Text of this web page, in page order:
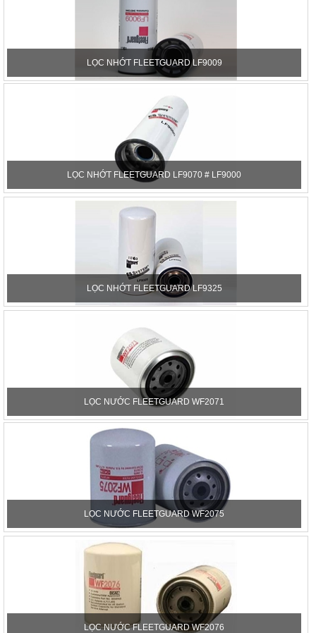
LỌC NHỚT FLEETGUARD LF9009
LỌC NHỚT FLEETGUARD LF9070 # LF9000
LỌC NHỚT FLEETGUARD LF9325
LỌC NƯỚC FLEETGUARD WF2071
LỌC NƯỚC FLEETGUARD WF2075
LỌC NƯỚC FLEETGUARD WF2076